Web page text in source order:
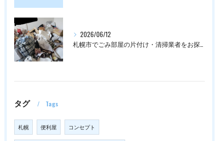
2026/06/12
札幌市でごみ部屋の片付け・清掃業者をお探しの方は
タグ Tags
札幌 便利屋 コンセプト